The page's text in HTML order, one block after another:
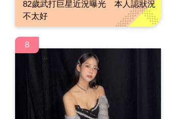
82歲武打巨星近況曝光 本人認狀況
不太好
8